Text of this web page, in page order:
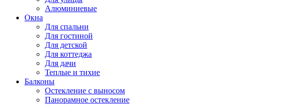
Алюминиевые
Окна
Для спальни
Для гостиной
Для детской
Для коттеджа
Для дачи
Теплые и тихие
Балконы
Остекление с выносом
Панорамное остекление